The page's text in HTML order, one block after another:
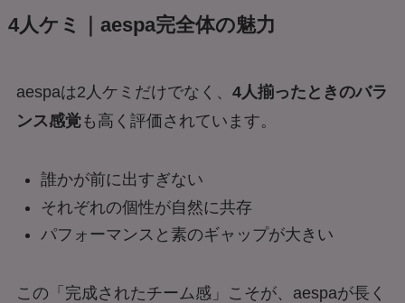
4人ケミ｜aespa完全体の魅力
aespaは2人ケミだけでなく、 4人揃ったときのバラ
ンス感覚も高く評価されています。
誰かが前に出すぎない
それぞれの個性が自然に共存
パフォーマンスと素のギャップが大きい
この「完成されたチーム感」こそが、aespaが長く